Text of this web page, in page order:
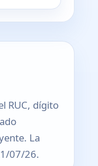
RUC, dígito
La
07/26.